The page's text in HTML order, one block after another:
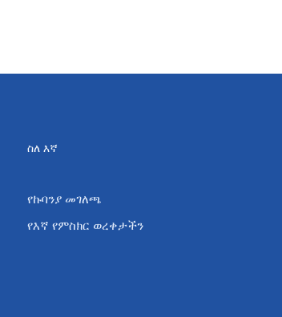
ስለ እኛ
የኩባንያ መገለጫ
የእኛ የምስክር ወረቀታችን